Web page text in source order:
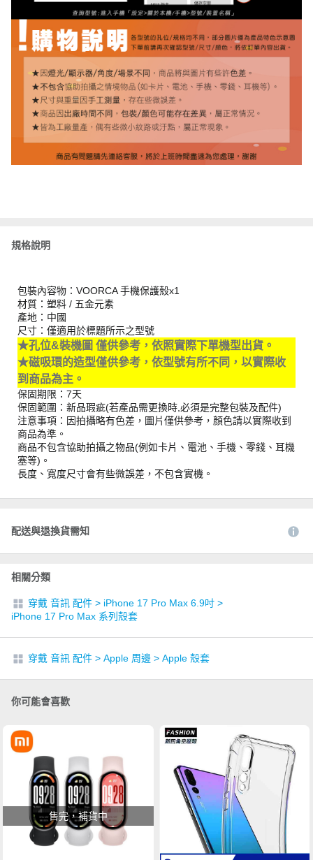
規格說明
包裝內容物：VOORCA 手機保護殼x1
材質：塑料 / 五金元素
產地：中國
尺寸：僅適用於標題所示之型號
★孔位&裝機圖 僅供參考，依照實際下單機型出貨。
★磁吸環的造型僅供參考，依型號有所不同，以實際收
到商品為主。
保固期限：7天
保固範圍：新品瑕疵(若產品需更換時,必須是完整包裝及配件)
注意事項：因拍攝略有色差，圖片僅供參考，顏色請以實際收到
商品為準。
商品不包含協助拍攝之物品(例如卡片、電池、手機、零錢、耳機
塞等)。
長度、寬度尺寸會有些微誤差，不包含實機。
配送與退換貨需知
相關分類
穿戴 音訊 配件 > iPhone 17 Pro Max 6.9吋 >
iPhone 17 Pro Max 系列殼套
穿戴 音訊 配件 > Apple 周邊 > Apple 殼套
你可能會喜歡
售完，補貨中